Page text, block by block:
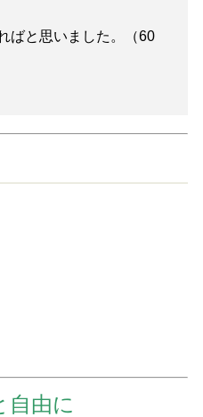
ばと思いました。（60
自由に